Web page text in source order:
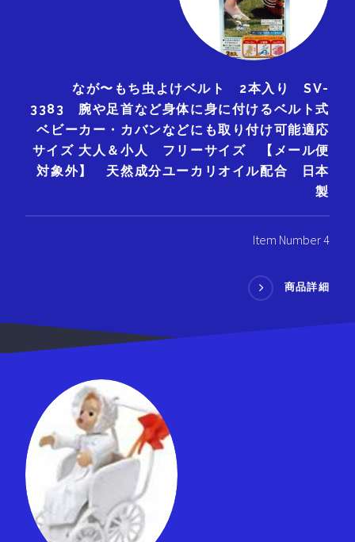
なが〜もち虫よけベルト 2本入り SV-
3383 腕や足首など身体に身に付けるベルト式
ベビーカー・カバンなどにも取り付け可能適応
サイズ 大人＆小人 フリーサイズ 【メール便
対象外】 天然成分ユーカリオイル配合 日本
製
Item Number 4
商品詳細